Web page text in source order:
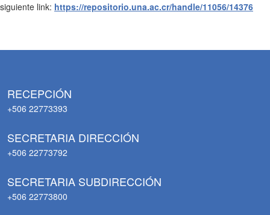
siguiente link: https://repositorio.una.ac.cr/handle/11056/14376
RECEPCIÓN
+506 22773393
SECRETARIA DIRECCIÓN
+506 22773792
SECRETARIA SUBDIRECCIÓN
+506 22773800